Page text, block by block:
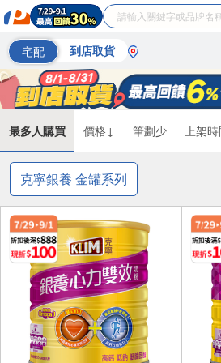
宅配 到店取貨
最多人購買 價格↓ 筆劃少 上架
克寧銀養 金罐系列